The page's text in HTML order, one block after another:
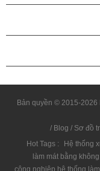
Bản quyền © 2015-2026
/ Blog / Sơ đồ
Hot Tags :
Hệ thống
làm mát bằng